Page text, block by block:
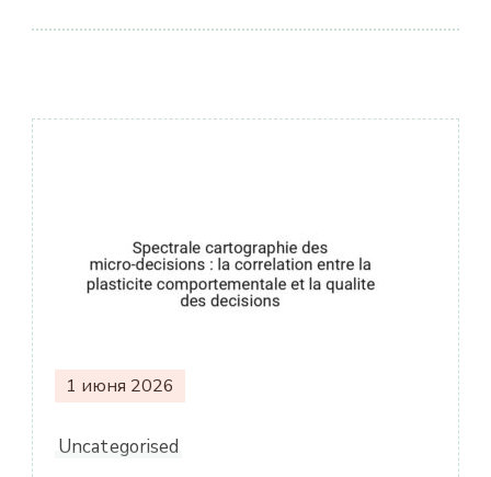
по
записям
1 июня 2026
Uncategorised